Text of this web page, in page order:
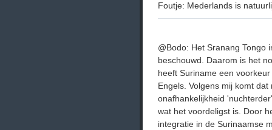
Foutje: Mederlands is
@Bodo: Het Sranang Tongo
beschouwd. Daarom is het
heeft Suriname een
Engels. Volgens mij komt
onafhankelijkheid
wat het voordeligst is. Door
integratie in de Surinaamse